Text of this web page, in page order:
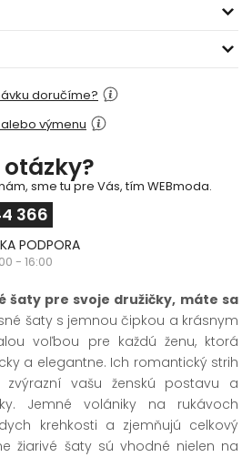
doručíme?
výmenu
sme tu pre Vás, tím WEBmoda.
366
PODPORA
- 16:00
šaty pre svoje družičky, máte sa
šaty s jemnou čipkou a krásnym
voľbou pre každú ženu, ktorá
a elegantne. Ich romantický strih
vašu ženskú postavu a
Jemné volániky na rukávoch
krehkosti a zjemňujú celkový
žiarivé šaty sú vhodné nielen na